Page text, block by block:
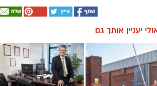
יעניין אותך גם